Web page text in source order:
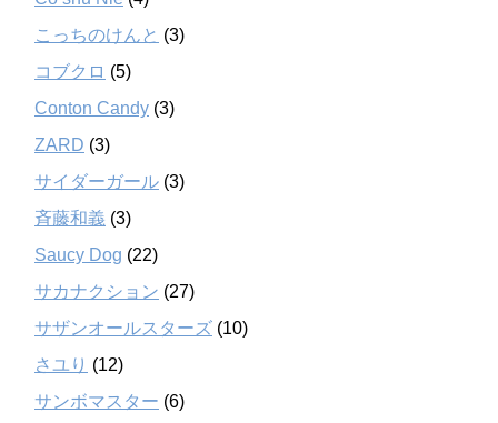
こっちのけんと (3)
コブクロ (5)
Conton Candy (3)
ZARD (3)
サイダーガール (3)
斉藤和義 (3)
Saucy Dog (22)
サカナクション (27)
サザンオールスターズ (10)
さユり (12)
サンボマスター (6)